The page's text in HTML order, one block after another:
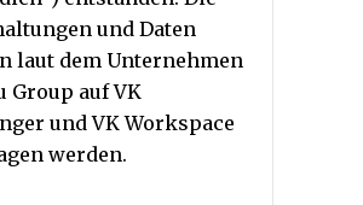
und Daten
laut dem Unternehmen
Group auf VK
und VK Workspace
werden.